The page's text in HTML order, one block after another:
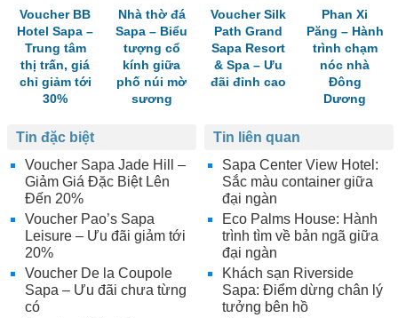
Voucher BB
Hotel Sapa –
Trung tâm
thị trấn, giá
chỉ giảm tới
30%
Nhà thờ đá
Sapa – Biểu
tượng cổ
kính giữa
phố núi mờ
sương
Voucher Silk
Path Grand
Sapa Resort
& Spa – Ưu
đãi đỉnh cao
Phan Xi
Păng – Hành
trình chạm
nóc nhà
Đông
Dương
Tin liên quan
Sapa Center View Hotel:
Sắc màu container giữa
đại ngàn
Eco Palms House: Hành
trình tìm về bản ngã giữa
đại ngàn
Khách sạn Riverside
Sapa: Điểm dừng chân lý
tưởng bên hồ
Tin đặc biệt
Voucher Sapa Jade Hill –
Giảm Giá Đặc Biệt Lên
Đến 20%
Voucher Pao’s Sapa
Leisure – Ưu đãi giảm tới
20%
Voucher De la Coupole
Sapa – Ưu đãi chưa từng
có